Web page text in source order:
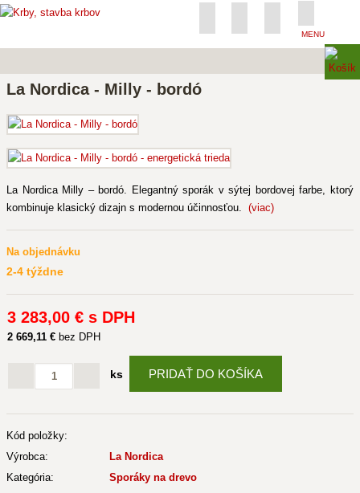
MENU
La Nordica - Milly - bordó
La Nordica Milly – bordó. Elegantný sporák v sýtej bordovej farbe, ktorý
kombinuje klasický dizajn s modernou účinnosťou. (viac)
Na objednávku
2-4 týždne
3 283,00 € s DPH
2 669,11 € bez DPH
ks PRIDAŤ DO KOŠÍKA
Kód položky:
Výrobca:
La Nordica
Kategória:
Sporáky na drevo